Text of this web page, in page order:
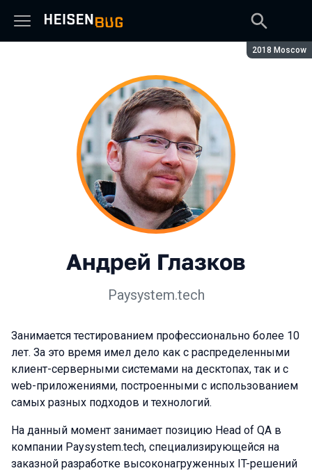
Сезон:
2018 Moscow
Андрей Глазков
Paysystem.tech
Занимается тестированием профессионально более 10
лет. За это время имел дело как с распределенными
клиент-серверными системами на десктопах, так и с
web-приложениями, построенными с использованием
самых разных подходов и технологий.
На данный момент занимает позицию Head of QA в
компании Paysystem.tech, специализирующейся на
заказной разработке высоконагруженных IT-решений